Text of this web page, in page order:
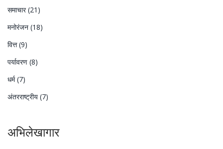
समाचार(21)
मनोरंजन (18)
वित्त(9)
पर्यावरण (8)
धर्म(7)
अंतरराष्ट्रीय (7)
अभिलेखागार